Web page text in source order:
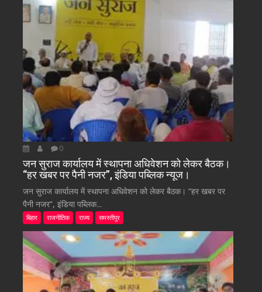
0
जन सुराज कार्यालय में स्थापना अधिवेशन को लेकर बैठक।
“हर खबर पर पैनी नजर”, इंडिया पब्लिक न्यूज।
जन सुराज कार्यालय में स्थापना अधिवेशन को लेकर बैठक। “हर खबर पर
पैनी नजर”, इंडिया पब्लिक...
बिहार राजनीतिक राज्य समस्तीपुर